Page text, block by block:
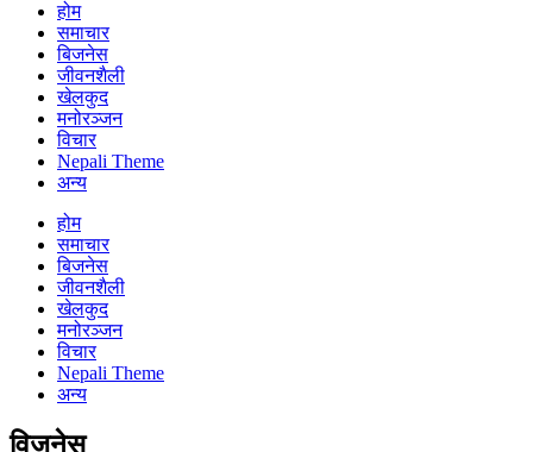
होम
समाचार
बिजनेस
जीवनशैली
खेलकुद
मनोरञ्जन
विचार
Nepali Theme
अन्य
होम
समाचार
बिजनेस
जीवनशैली
खेलकुद
मनोरञ्जन
विचार
Nepali Theme
अन्य
विजनेस